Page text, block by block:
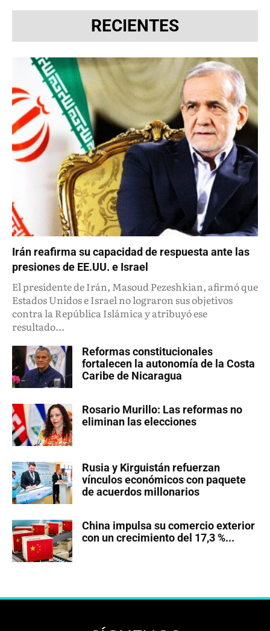
RECIENTES
Irán reafirma su capacidad de respuesta ante las
presiones de EE.UU. e Israel
El presidente de Irán, Masoud Pezeshkian, afirmó que
Estados Unidos e Israel no lograron sus objetivos
contra la República Islámica y atribuyó ese
resultado...
Reformas constitucionales
fortalecen la autonomía de la Costa
Caribe de Nicaragua
Rosario Murillo: Las reformas no
eliminan las elecciones
Rusia y Kirguistán refuerzan
vínculos económicos con paquete
de acuerdos millonarios
China impulsa su comercio exterior
con un crecimiento del 17,3 %...